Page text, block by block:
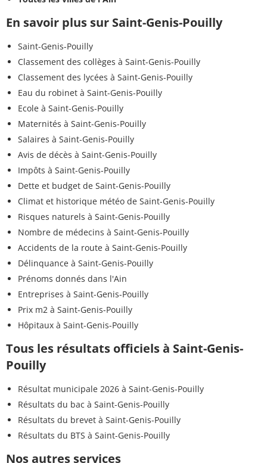
En savoir plus sur Saint-Genis-Pouilly
Saint-Genis-Pouilly
Classement des collèges à Saint-Genis-Pouilly
Classement des lycées à Saint-Genis-Pouilly
Eau du robinet à Saint-Genis-Pouilly
Ecole à Saint-Genis-Pouilly
Maternités à Saint-Genis-Pouilly
Salaires à Saint-Genis-Pouilly
Avis de décès à Saint-Genis-Pouilly
Impôts à Saint-Genis-Pouilly
Dette et budget de Saint-Genis-Pouilly
Climat et historique météo de Saint-Genis-Pouilly
Risques naturels à Saint-Genis-Pouilly
Nombre de médecins à Saint-Genis-Pouilly
Accidents de la route à Saint-Genis-Pouilly
Délinquance à Saint-Genis-Pouilly
Prénoms donnés dans l'Ain
Entreprises à Saint-Genis-Pouilly
Prix m2 à Saint-Genis-Pouilly
Hôpitaux à Saint-Genis-Pouilly
Tous les résultats officiels à Saint-Genis-
Pouilly
Résultat municipale 2026 à Saint-Genis-Pouilly
Résultats du bac à Saint-Genis-Pouilly
Résultats du brevet à Saint-Genis-Pouilly
Résultats du BTS à Saint-Genis-Pouilly
Nos autres services